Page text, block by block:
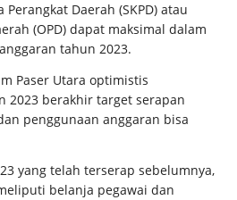
Daerah (SKPD) atau
(OPD) dapat maksimal dalam
tahun 2023.
Paser Utara optimistis
2023 berakhir target serapan
penggunaan anggaran bisa
yang telah terserap sebelumnya,
belanja pegawai dan